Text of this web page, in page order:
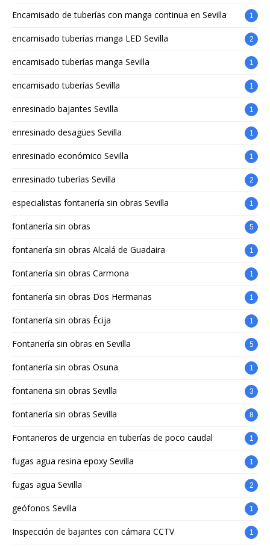
Encamisado de tuberías con manga continua en Sevilla 1
encamisado tuberías manga LED Sevilla 2
encamisado tuberías manga Sevilla 1
encamisado tuberías Sevilla 1
enresinado bajantes Sevilla 1
enresinado desagües Sevilla 1
enresinado económico Sevilla 1
enresinado tuberías Sevilla 2
especialistas fontanería sin obras Sevilla 1
fontanería sin obras 5
fontanería sin obras Alcalá de Guadaira 1
fontanería sin obras Carmona 1
fontanería sin obras Dos Hermanas 1
fontanería sin obras Écija 1
Fontanería sin obras en Sevilla 5
fontanería sin obras Osuna 1
fontaneria sin obras Sevilla 3
fontanería sin obras Sevilla 8
Fontaneros de urgencia en tuberías de poco caudal 1
fugas agua resina epoxy Sevilla 1
fugas agua Sevilla 2
geófonos Sevilla 1
Inspección de bajantes con cámara CCTV 1